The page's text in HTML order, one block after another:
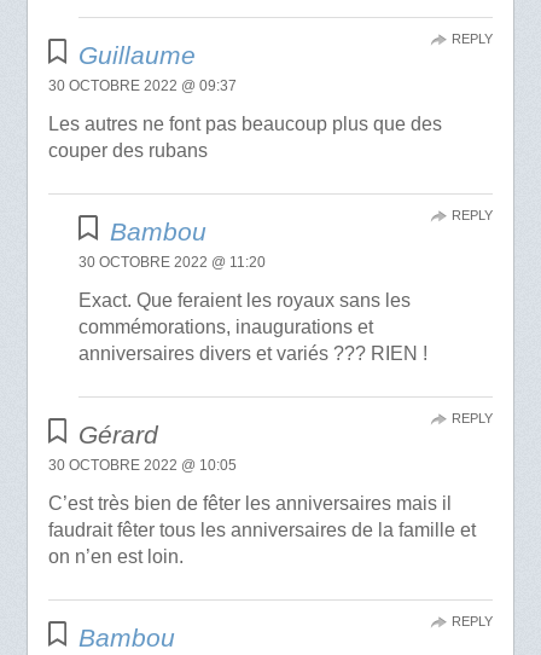
Guillaume
30 OCTOBRE 2022 @ 09:37
Les autres ne font pas beaucoup plus que des
couper des rubans
REPLY
Bambou
30 OCTOBRE 2022 @ 11:20
Exact. Que feraient les royaux sans les
commémorations, inaugurations et
anniversaires divers et variés ??? RIEN !
REPLY
Gérard
30 OCTOBRE 2022 @ 10:05
C’est très bien de fêter les anniversaires mais il
faudrait fêter tous les anniversaires de la famille et
on n’en est loin.
REPLY
Bambou
REPLY